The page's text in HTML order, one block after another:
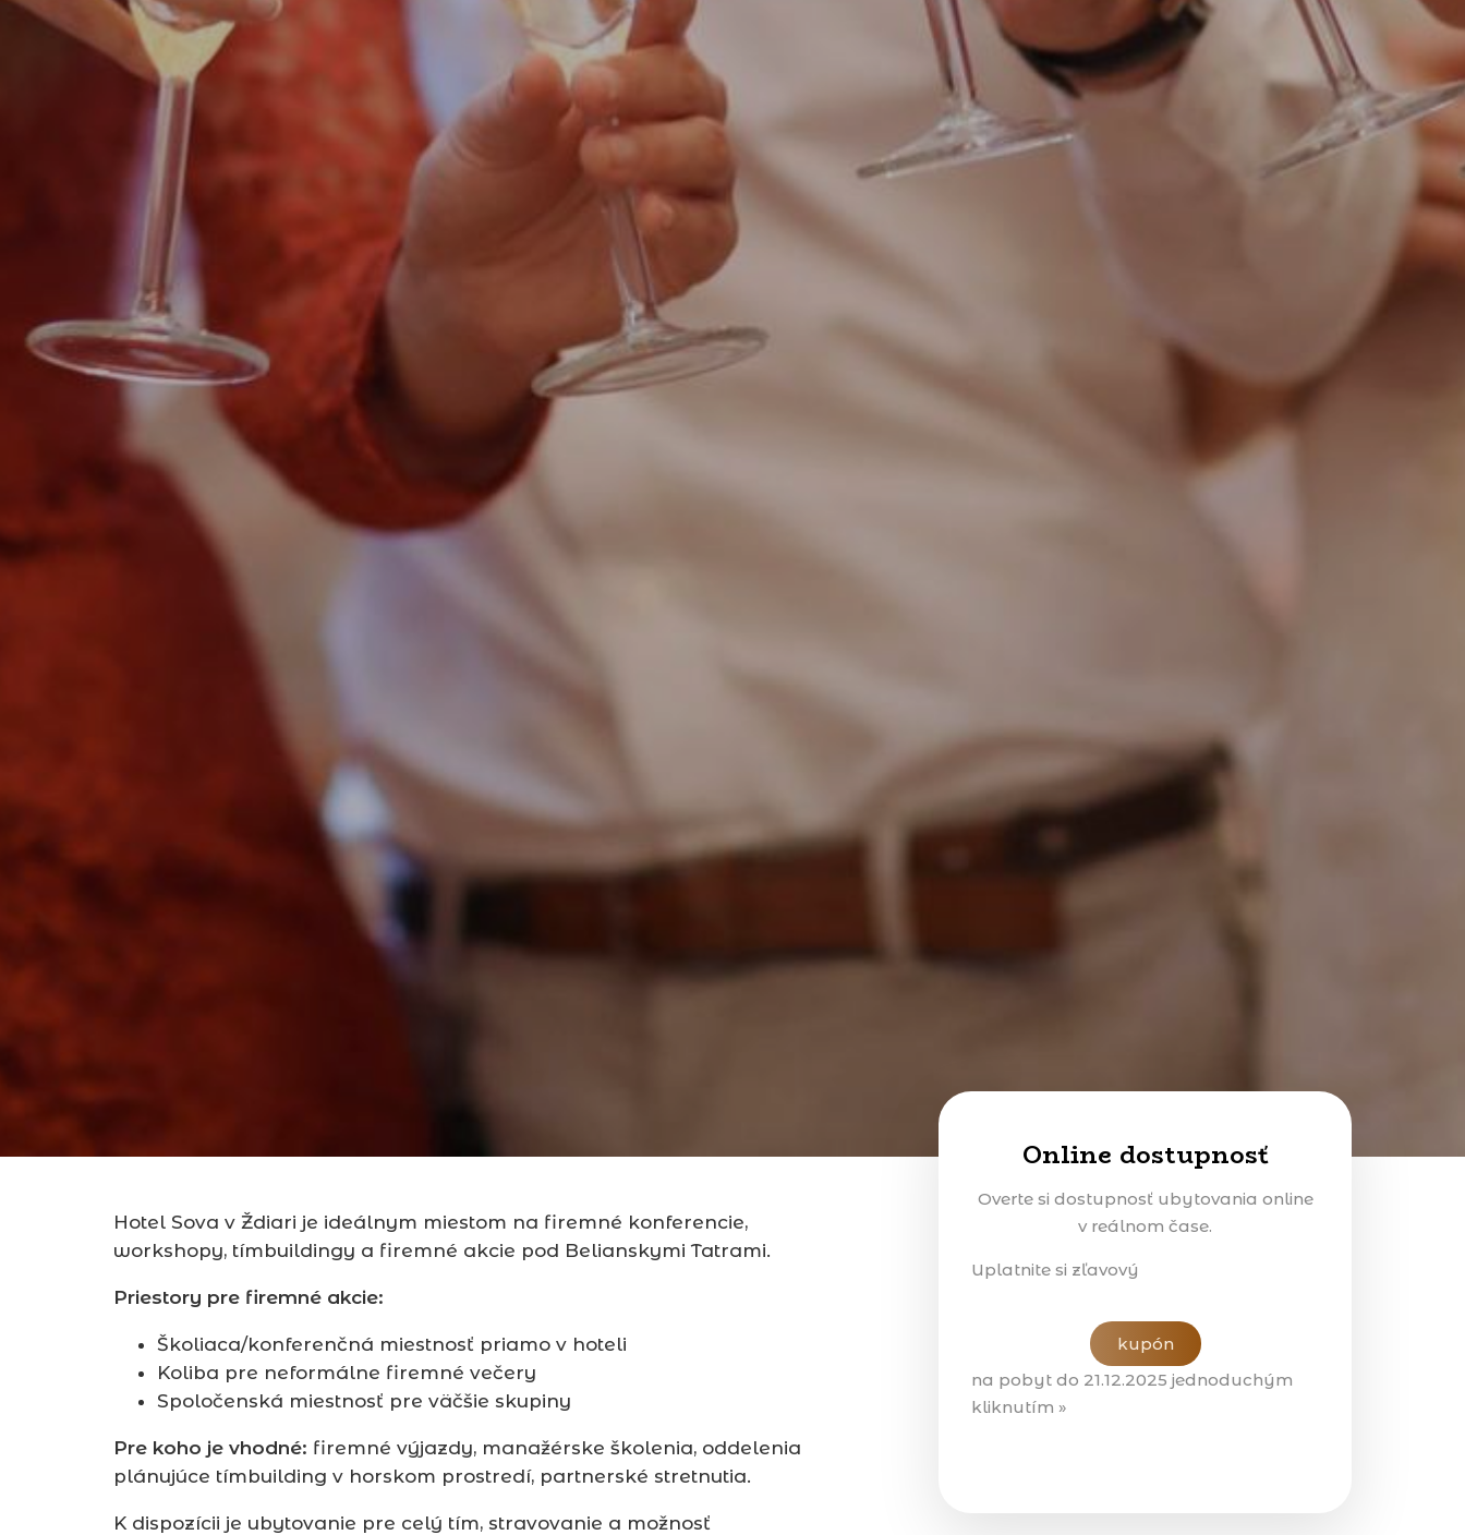
Hotel Sova v Ždiari je ideálnym miestom na firemné konferencie,
workshopy, tímbuildingy a firemné akcie pod Belianskymi Tatrami.
Priestory pre firemné akcie:
Školiaca/konferenčná miestnosť priamo v hoteli
Koliba pre neformálne firemné večery
Spoločenská miestnosť pre väčšie skupiny
Pre koho je vhodné: firemné výjazdy, manažérske školenia, oddelenia
plánujúce tímbuilding v horskom prostredí, partnerské stretnutia.
K dispozícii je ubytovanie pre celý tím, stravovanie a možnosť
Online dostupnosť
Overte si dostupnosť ubytovania online
v reálnom čase.
Uplatnite si zľavový
kupón
na pobyt do 21.12.2025 jednoduchým
kliknutím »